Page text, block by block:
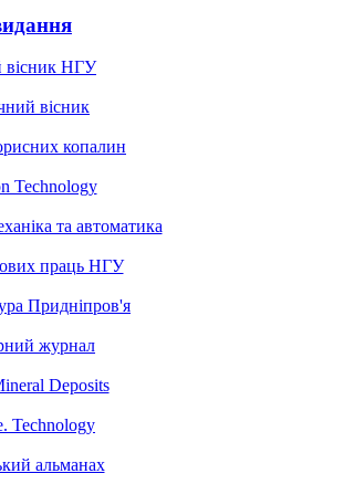
вісник НГУ
вісник
копалин
Technology
та автоматика
праць НГУ
Придніпров'я
журнал
Deposits
Technology
альманах